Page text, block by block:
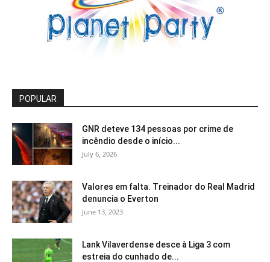
POPULAR
GNR deteve 134 pessoas por crime de
incêndio desde o início...
July 6, 2026
Valores em falta. Treinador do Real Madrid
denuncia o Everton
June 13, 2023
Lank Vilaverdense desce à Liga 3 com
estreia do cunhado de...